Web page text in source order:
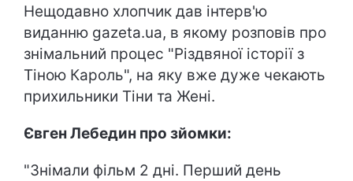
Нещодавно хлопчик дав інтерв'ю
виданню gazeta.ua, в якому розповів про
знімальний процес "Різдвяної історії з
Тіною Кароль", на яку вже дуже чекають
прихильники Тіни та Жені.
Євген Лебедин про зйомки:
"Знімали фільм 2 дні. Перший день